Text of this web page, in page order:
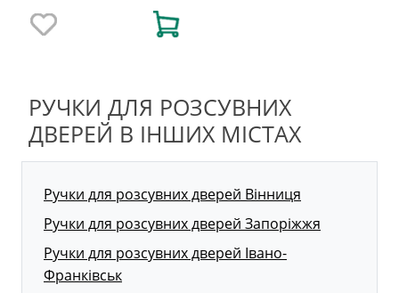
РУЧКИ ДЛЯ РОЗСУВНИХ
ДВЕРЕЙ В ІНШИХ МІСТАХ
Ручки для розсувних дверей Вінниця
Ручки для розсувних дверей Запоріжжя
Ручки для розсувних дверей Івано-
Франківськ